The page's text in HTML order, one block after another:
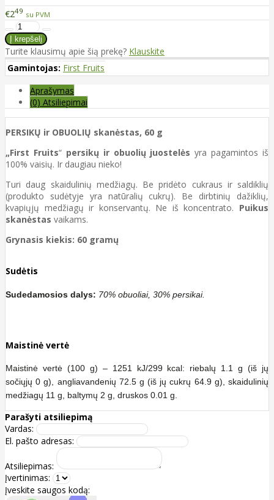
€249 su PVM
Turite klausimų apie šią prekę? Klauskite
Gamintojas: First Fruits
Aprašymas
(0) Atsiliepimai
PERSIKŲ ir OBUOLIŲ skanėstas, 60 g
„First Fruits“ persikų ir obuolių juostelės yra pagamintos iš
100% vaisių. Ir daugiau nieko!
Turi daug skaidulinių medžiagų. Be pridėto cukraus ir saldiklių
(produkto sudėtyje yra natūralių cukrų). Be dirbtinių dažiklių,
kvapiųjų medžiagų ir konservantų. Ne iš koncentrato. Puikus
skanėstas vaikams.
Grynasis kiekis: 60 gramų
Sudėtis
Sudedamosios dalys: 70% obuoliai, 30% persikai.
Maistinė vertė
Maistinė vertė (100 g) – 1251 kJ/299 kcal: riebalų 1.1 g (iš jų
sočiųjų 0 g), angliavandenių 72.5 g (iš jų cukrų 64.9 g), skaidulinių
medžiagų 11 g, baltymų 2 g, druskos 0.01 g.
Parašyti atsiliepimą
Vardas:
El. pašto adresas:
Atsiliepimas:
Įvertinimas:
Įveskite saugos kodą: